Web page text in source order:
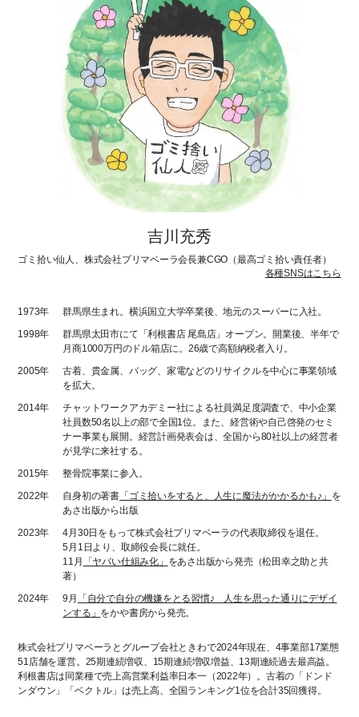
吉川充秀
ゴミ拾い仙人、株式会社プリマベーラ会長兼CGO（最高ゴミ拾い責任者）
各種SNSはこちら
1973年
群馬県生まれ。横浜国立大学卒業後、地元のスーパーに入社。
1998年
群馬県太田市にて「利根書店 尾島店」オープン。開業後、半年で
月商1000万円のドル箱店に。26歳で高額納税者入り。
2005年
古着、貴金属、バッグ、家電などのリサイクルを中心に事業領域
を拡大。
2014年
チャットワークアカデミー社による社員満足度調査で、中小企業
社員数50名以上の部で全国1位。また、経営術や自己啓発のセミ
ナー事業も展開。経営計画発表会は、全国から80社以上の経営者
が見学に来社する。
2015年
整骨院事業に参入。
2022年
自身初の著書 「ゴミ拾いをすると、人生に魔法がかかるかも♪」 を
あさ出版から出版
2023年
4月30日をもって株式会社プリマベーラの代表取締役を退任。
5月1日より、取締役会長に就任。
11月
「ヤバい仕組み化」 をあさ出版から発売（松田幸之助と共
著）
2024年
9月
「自分で自分の機嫌をとる習慣♪ 人生を思った通りにデザイ
ンする」 をかや書房から発売。
株式会社プリマベーラとグループ会社ときわで2024年現在、4事業部17業態
51店舗を運営。25期連続増収、15期連続増収増益、13期連続過去最高益。
利根書店は同業種で売上高営業利益率日本一（2022年）。古着の「ドンド
ンダウン」「ベクトル」は売上高、全国ランキング1位を合計35回獲得。